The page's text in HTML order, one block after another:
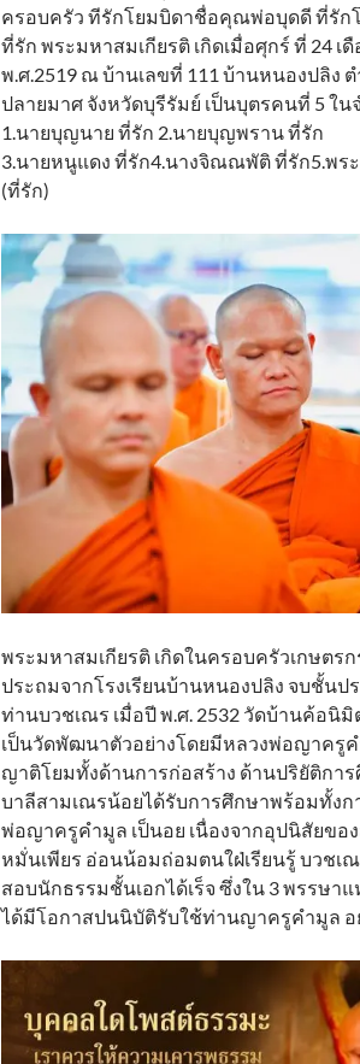
ครอบครัว ทีรักโยมบิดาชื่อคุณพ่อบุดดี ที่รั
ที่รัก พระมหาสมเกียรติ เกิดเมื่อศุกร์ ที่ 24 เ
พ.ศ.2519 ณ บ้านเลขที่ 111 บ้านหนองปลิง
ปลายมาศ จังหวัดบุรีรัมย์ เป็นบุตรคนที่ 5 ใ
1.นายบุญนาย ที่รัก 2.นายบุญพราน ที่รัก
3.นายหนูแดง ที่รัก4.นางจิณณพัติ ที่รัก5.พร
(ที่รัก)​
พระมหาสมเกียรติ เกิดในครอบครัวเกษตร
ประถมจากโรงเรียนบ้านหนองปลิง จบชั้นป
ท่านบวชเณร เมื่อปี พ.ศ. 2532 วัดบ้านค้อนิ
เป็นวัดพัฒนาตัวอย่างโดยมีหลวงพ่อญาครู
ญาติโยมทั้งด้านการก่อสร้าง ด้านปริยัติกา
บาลีสามเณรน้อยได้รับการศึกษาพร้อมทั้ง
พ่อญาครูคำมูล เป็นอย เนื่องจากอุปนิสัยขอ
หมั่นเพียร อ่อนน้อมถ่อมตนใฝ่เรียนรู้ บวชเ
สอบนักธรรมชั้นเอกได้เร็จ ซึ่งใน 3 พรรษา
ได้มีโอกาสปนนิบัติรับใช้ท่านญาครูคำมูล อ